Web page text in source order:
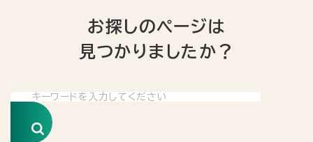
お探しのページは
見つかりましたか？
検索